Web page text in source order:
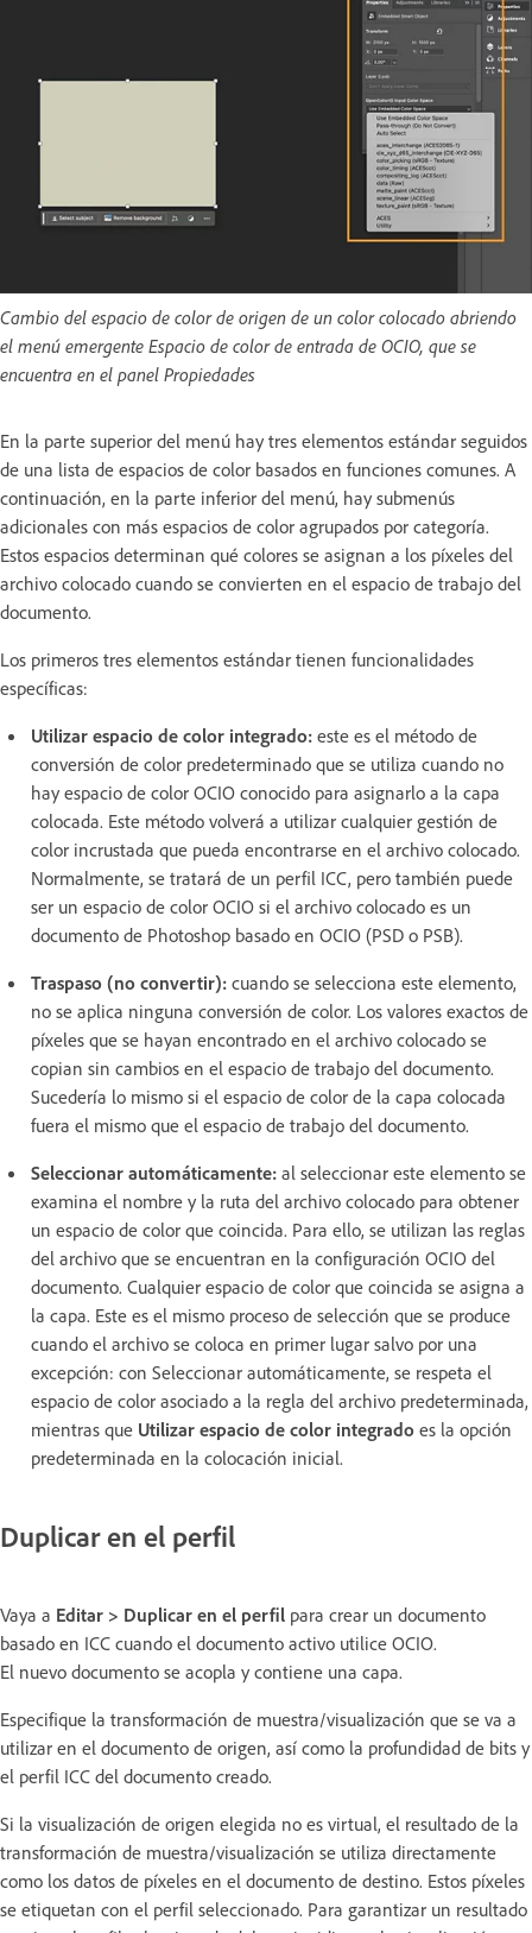
Cambio del espacio de color de origen de un color colocado abriendo
el menú emergente Espacio de color de entrada de OCIO, que se
encuentra en el panel Propiedades
En la parte superior del menú hay tres elementos estándar seguidos
de una lista de espacios de color basados en funciones comunes. A
continuación, en la parte inferior del menú, hay submenús
adicionales con más espacios de color agrupados por categoría.
Estos espacios determinan qué colores se asignan a los píxeles del
archivo colocado cuando se convierten en el espacio de trabajo del
documento.
Los primeros tres elementos estándar tienen funcionalidades
específicas:
Utilizar espacio de color integrado: este es el método de
conversión de color predeterminado que se utiliza cuando no
hay espacio de color OCIO conocido para asignarlo a la capa
colocada. Este método volverá a utilizar cualquier gestión de
color incrustada que pueda encontrarse en el archivo colocado.
Normalmente, se tratará de un perfil ICC, pero también puede
ser un espacio de color OCIO si el archivo colocado es un
documento de Photoshop basado en OCIO (PSD o PSB).
Traspaso (no convertir): cuando se selecciona este elemento,
no se aplica ninguna conversión de color. Los valores exactos de
píxeles que se hayan encontrado en el archivo colocado se
copian sin cambios en el espacio de trabajo del documento.
Sucedería lo mismo si el espacio de color de la capa colocada
fuera el mismo que el espacio de trabajo del documento.
Seleccionar automáticamente: al seleccionar este elemento se
examina el nombre y la ruta del archivo colocado para obtener
un espacio de color que coincida. Para ello, se utilizan las reglas
del archivo que se encuentran en la configuración OCIO del
documento. Cualquier espacio de color que coincida se asigna a
la capa. Este es el mismo proceso de selección que se produce
cuando el archivo se coloca en primer lugar salvo por una
excepción: con Seleccionar automáticamente, se respeta el
espacio de color asociado a la regla del archivo predeterminada,
mientras que Utilizar espacio de color integrado es la opción
predeterminada en la colocación inicial.
Duplicar en el perfil
Vaya a Editar > Duplicar en el perfil para crear un documento
basado en ICC cuando el documento activo utilice OCIO.
El nuevo documento se acopla y contiene una capa.
Especifique la transformación de muestra/visualización que se va a
utilizar en el documento de origen, así como la profundidad de bits y
el perfil ICC del documento creado.
Si la visualización de origen elegida no es virtual, el resultado de la
transformación de muestra/visualización se utiliza directamente
como los datos de píxeles en el documento de destino. Estos píxeles
se etiquetan con el perfil seleccionado. Para garantizar un resultado